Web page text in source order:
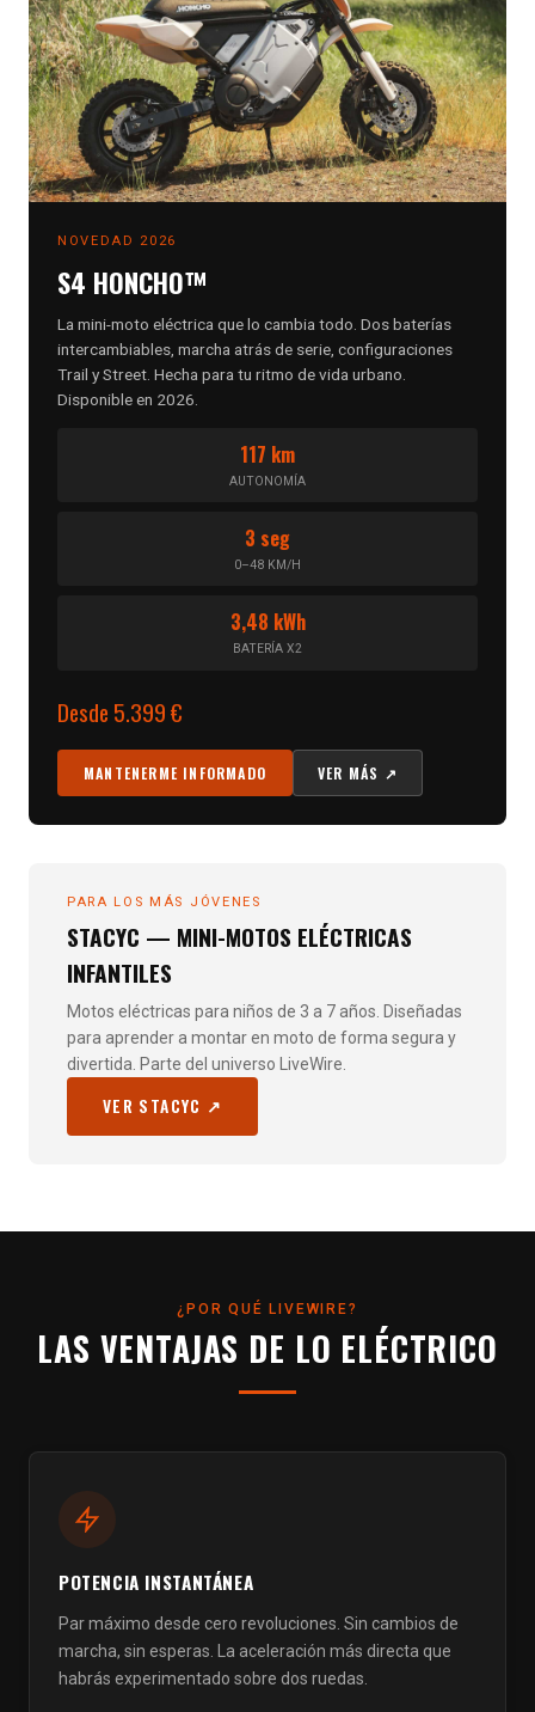
NOVEDAD 2026
S4 HONCHO™
La mini-moto eléctrica que lo cambia todo. Dos baterías
intercambiables, marcha atrás de serie, configuraciones
Trail y Street. Hecha para tu ritmo de vida urbano.
Disponible en 2026.
117 km
AUTONOMÍA
3 seg
0–48 KM/H
3,48 kWh
BATERÍA X2
Desde 5.399 €
MANTENERME INFORMADO VER MÁS ↗
PARA LOS MÁS JÓVENES
STACYC — MINI-MOTOS ELÉCTRICAS
INFANTILES
Motos eléctricas para niños de 3 a 7 años. Diseñadas
para aprender a montar en moto de forma segura y
divertida. Parte del universo LiveWire.
VER STACYC ↗
¿POR QUÉ LIVEWIRE?
LAS VENTAJAS DE LO ELÉCTRICO
POTENCIA INSTANTÁNEA
Par máximo desde cero revoluciones. Sin cambios de
marcha, sin esperas. La aceleración más directa que
habrás experimentado sobre dos ruedas.